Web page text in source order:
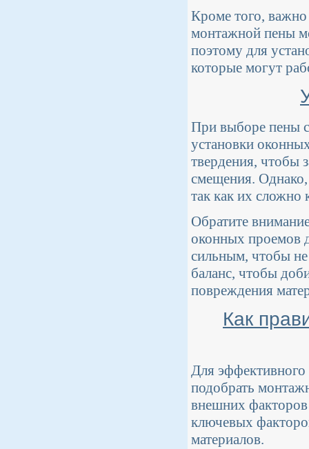
Кроме того,
монтажной пены
поэтому для
которые могут
При выборе пены
установки
твердения, чтобы
смещения.
так как их сложно
Обратите
оконных проемов
сильным, чтобы
баланс, чтобы
повреждения
Как
Для
подобрать
внешних факторов
ключевых
материалов.